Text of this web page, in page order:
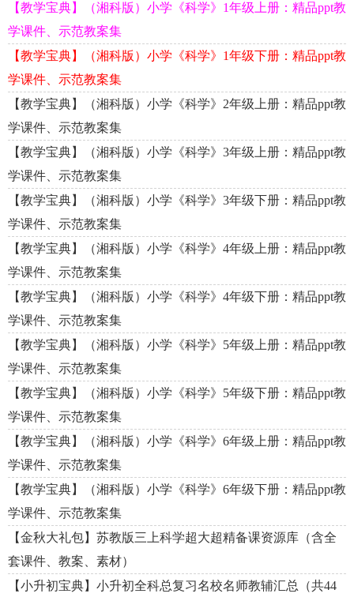
【教学宝典】（湘科版）小学《科学》1年级上册：精品ppt教
学课件、示范教案集
【教学宝典】（湘科版）小学《科学》1年级下册：精品ppt教
学课件、示范教案集
【教学宝典】（湘科版）小学《科学》2年级上册：精品ppt教
学课件、示范教案集
【教学宝典】（湘科版）小学《科学》3年级上册：精品ppt教
学课件、示范教案集
【教学宝典】（湘科版）小学《科学》3年级下册：精品ppt教
学课件、示范教案集
【教学宝典】（湘科版）小学《科学》4年级上册：精品ppt教
学课件、示范教案集
【教学宝典】（湘科版）小学《科学》4年级下册：精品ppt教
学课件、示范教案集
【教学宝典】（湘科版）小学《科学》5年级上册：精品ppt教
学课件、示范教案集
【教学宝典】（湘科版）小学《科学》5年级下册：精品ppt教
学课件、示范教案集
【教学宝典】（湘科版）小学《科学》6年级上册：精品ppt教
学课件、示范教案集
【教学宝典】（湘科版）小学《科学》6年级下册：精品ppt教
学课件、示范教案集
【金秋大礼包】苏教版三上科学超大超精备课资源库（含全
套课件、教案、素材）
【小升初宝典】小升初全科总复习名校名师教辅汇总（共44